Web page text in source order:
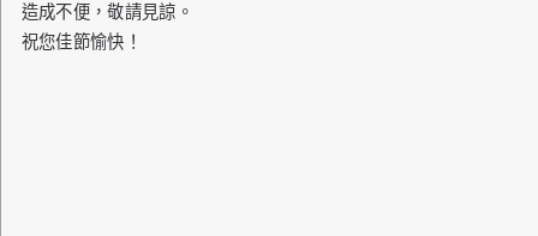
造成不便，敬請見諒。
祝您佳節愉快！